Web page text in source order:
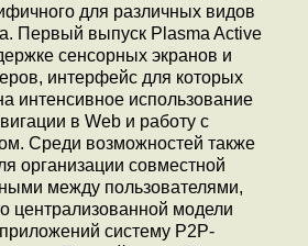
для различных видов
Первый выпуск Plasma Active
сенсорных экранов и
интерфейс для которых
интенсивное использование
в Web и работу с
Среди возможностей также
организации совместной
между пользователями,
централизованной модели
систему P2P-